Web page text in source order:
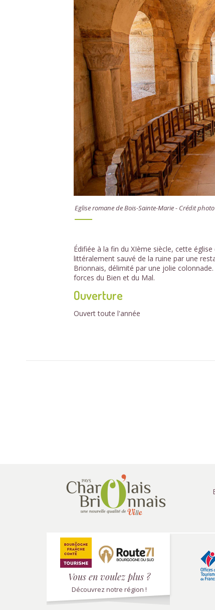
Eglise romane de Bois-Sainte-Marie - Crédit
Édifiée à la fin du XIème siècle, cette
littéralement sauvé de la ruine par une
Brionnais, délimité par une jolie
forces du Bien et du Mal.
Ouverture
Ouvert toute l'année
Vous en voulez plus ?
Découvrez notre région !